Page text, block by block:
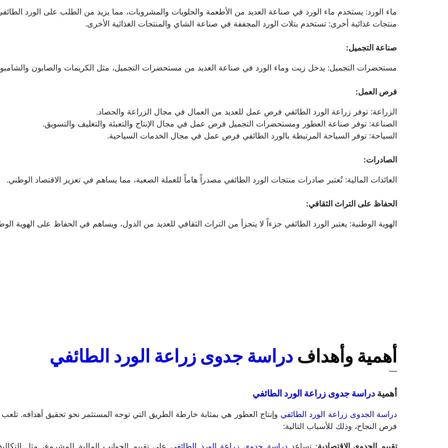
ماء الورد: يستخدم ماء الورد في صناعة العديد من الأطعمة والحلويات والمشروبات، مما يزيد من الطلب على الورد
منتجات غذائية أخرى: تستخدم بتلات الورد المجففة في صناعة الشاي والمنتجات الغذائية الأخرى.
صناعة التجميل:
مستحضرات التجميل: يدخل زيت وماء الورد في صناعة العديد من مستحضرات التجميل، مثل الكريمات والصابون
فرص العمل:
الزراعة: توفر زراعة الورد الطائفي فرص عمل للعديد من العمال في مجال الزراعة والحصاد.
الصناعة: توفر صناعة العطور ومستحضرات التجميل فرص عمل في مجال الإنتاج والتعبئة والتغليف والتسويق.
السياحة: توفر السياحة المرتبطة بالورد الطائفي فرص عمل في مجال الخدمات السياحية.
الصادرات:
العائدات المالية: تُعتبر صادرات منتجات الورد الطائفي مصدراً هاماً للعملة الصعبة، مما يساهم في تعزيز الاقتصاد الوطني.
الحفاظ على التراث الثقافي:
الهوية الوطنية: يعتبر الورد الطائفي جزءاً لا يتجزأ من التراث الثقافي للعديد من الدول، ويساهم في الحفاظ على الهوية
أهمية وأهداف دراسة جدوى زراعة الورد الطائفي
أهمية دراسة جدوى زراعة الورد الطائفي
دراسة الجدوى زراعة الورد الطائفي
فرص النجاح، وذلك للأسباب التالية:
تقييم الجدوى الاقتصادية: تساعد دراسة جدوى زراعة الورد الطائفي